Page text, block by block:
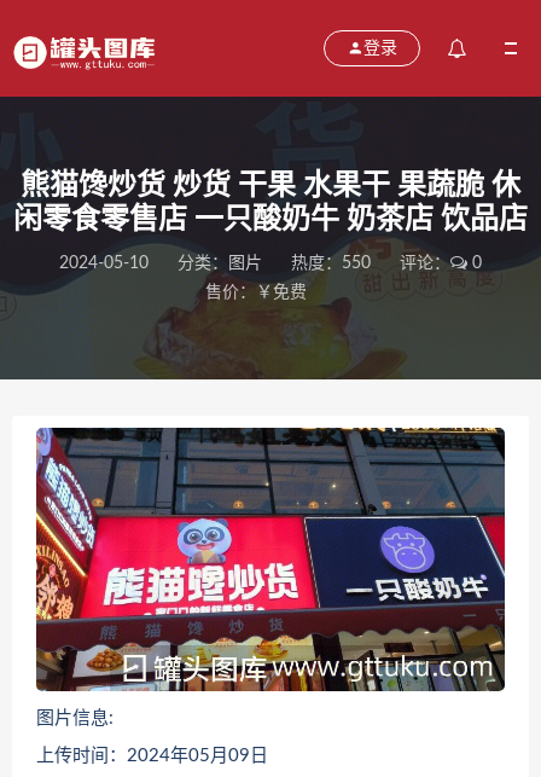
登录
熊猫馋炒货 炒货 干果 水果干 果蔬脆 休
闲零食零售店 一只酸奶牛 奶茶店 饮品店
2024-05-10 分类： 图片 热度：550 评论：
0
售价：￥免费
图片信息:
上传时间：2024年05月09日